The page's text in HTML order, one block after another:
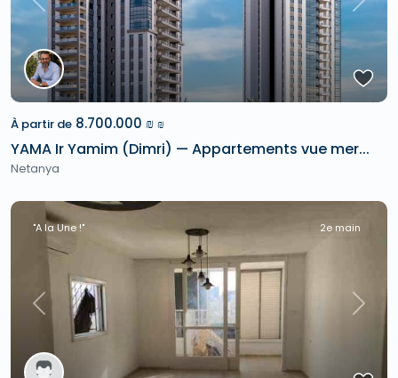
Previous Next
À partir de 8.700.000 ₪ ₪
YAMA Ir Yamim (Dimri) — Appartements vue mer...
Netanya
Previous Next
"A la Une !" 2e main